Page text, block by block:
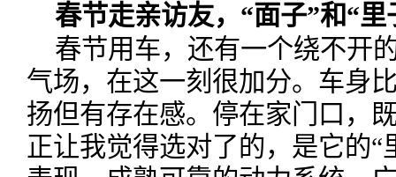
春节走亲访友，“面子”和“
春节用车，还有一个绕不开
气场，在这一刻很加分。车身
扬但有存在感。停在家门口，
正让我觉得选对了的，是它的“